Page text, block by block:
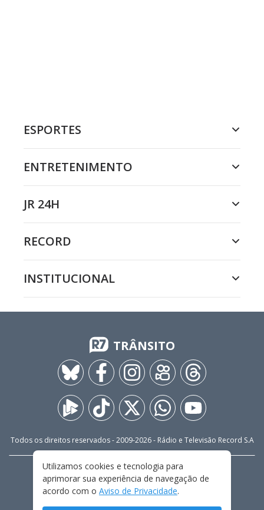
ESPORTES
ENTRETENIMENTO
JR 24H
RECORD
INSTITUCIONAL
TRÂNSITO
Todos os direitos reservados - 2009-2026- Rádio e Televisão Record S.A
FALE CONOSCO
PRIVACIDADE
TERMOS E CONDIÇÕES DE USO
Utilizamos cookies e tecnologia para
aprimorar sua experiência de navegação de
acordo com o Aviso de Privacidade.